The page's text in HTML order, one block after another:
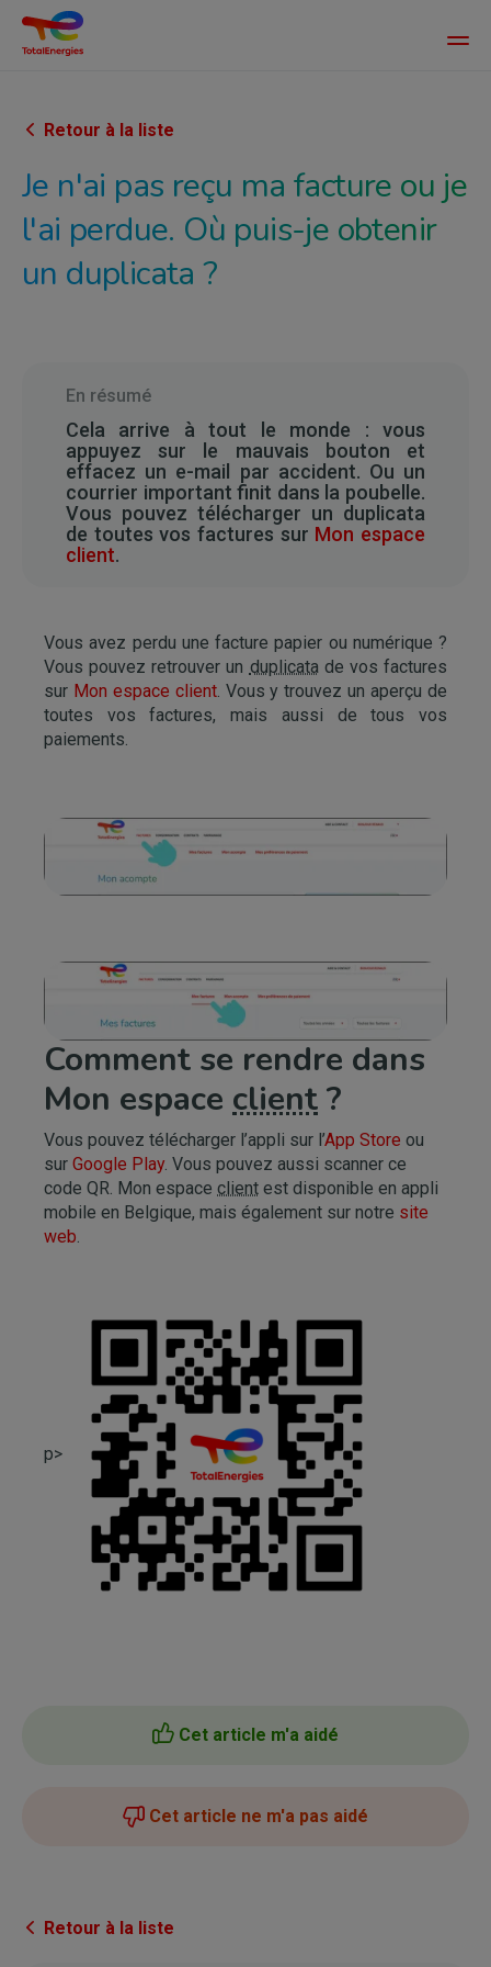
contenu
Main
Retour à la liste
Je n'ai pas reçu ma facture ou je
l'ai perdue. Où puis-je obtenir
un duplicata ?
En résumé
Cela arrive à tout le monde : vous
appuyez sur le mauvais bouton et
effacez un e-mail par accident. Ou un
courrier important finit dans la poubelle.
Vous pouvez télécharger un duplicata
de toutes vos factures sur Mon espace
client.
Vous avez perdu une facture papier ou numérique ?
Vous pouvez retrouver un duplicatade vos factures
sur Mon espace client. Vous y trouvez un aperçu de
toutes vos factures, mais aussi de tous vos
paiements.
Image
Image
Comment se rendre dans
Mon espace client?
Vous pouvez télécharger l’appli sur l’App Store ou
sur Google Play. Vous pouvez aussi scanner ce
code QR. Mon espace client est disponible en appli
mobile en Belgique, mais également sur notre site
web
p>
Cet article m'a aidé
Cet article ne m'a pas aidé
Retour à la liste